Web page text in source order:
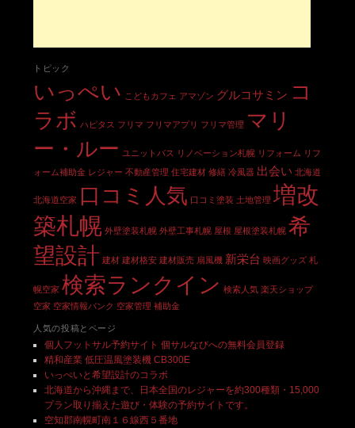
トピック
いっぺい こどもカフェ アマゾン グルコサミン コ
ラボ ハピタス フリマ フリマアプリ フリマ管理 マリ
ー・ルー ユニットバス リノベーション札幌 リフォーム リフ
ォーム補助金 レジャー 不動産管理 住宅建材 修繕 冷風器 出会い 北海道
北海道空家 口コミ人気 口コミ塗装 土地管理 増改
築札幌 外壁塗装札幌 外壁工事札幌 屋根 屋根塗装札幌 希
望設計 建材 建材格安 建材販売 扇風機 新栄台 映画グッズ 札
幌空家 検索ランクイン 検索人気 楽天ショップ
空家 空家情報バンク 空家管理 補助金
人気の投稿とページ
個人フットサル予約サイト 個サルなびへの無料会員登録
精和産業 低圧温風塗装機 CB300E
いっぺいと希望設計のコラボ
北海道から沖縄まで、日本全国のレジャーを約300種類・15,000
プラン取り揃えた遊び・体験の予約サイトです。
空知郡南幌町南１６線西５番地